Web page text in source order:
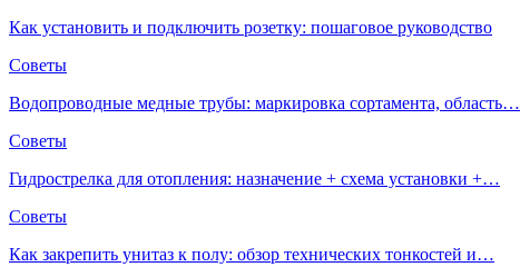
Как установить и подключить розетку: пошаговое руководство
Советы
Водопроводные медные трубы: маркировка сортамента, область…
Советы
Гидрострелка для отопления: назначение + схема установки +…
Советы
Как закрепить унитаз к полу: обзор технических тонкостей и…